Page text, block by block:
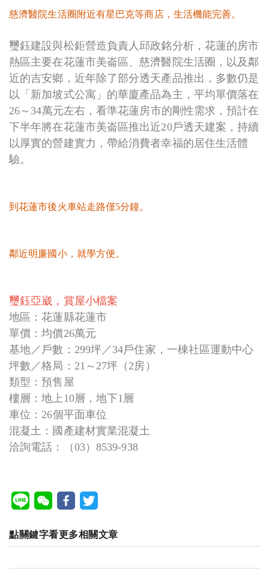
慈濟醫院生活圈附近有星巴克等商店，生活機能完善。
璽鈺建設與松鉅營造負責人邱政銘分析，花蓮的房市
熱區主要在花蓮市美崙區、慈濟醫院生活圈，以及鄰
近的吉安鄉，近年除了部分透天產品推出，多數仍是
以「新加坡式公寓」的華廈產品為主，平均單價落在
26～34萬元左右，看準花蓮房市的剛性需求，預計在
下半年將在花蓮市美崙區推出近20戶透天建案，持續
以厚實的營建實力，帶給消費者幸福的居住生活體
驗。
到花蓮市後火車站走路僅5分鐘。
鄰近明廉國小，就學方便。
璽鈺亞崴，賞屋小檔案
地區：花蓮縣花蓮市
單價：均價26萬元
基地／戶數：299坪／34戶住家，一棟社區運動中心
坪數／格局：21～27坪（2房）
類型：預售屋
樓層：地上10層，地下1層
車位：26個平面車位
混凝土：國產建材實業混凝土
洽詢電話：（03）8539-938
點關鍵字看更多相關文章